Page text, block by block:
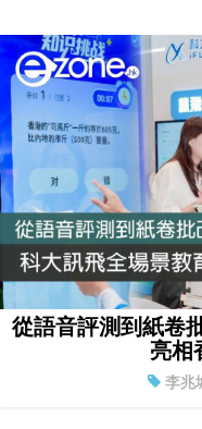
從語音評測到紙卷
亮相
李兆